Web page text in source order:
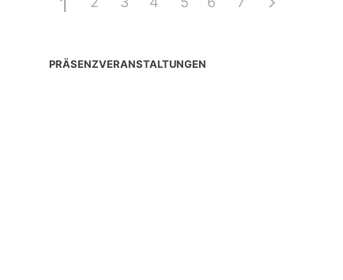
1
PRÄSENZVERANSTALTUNGEN